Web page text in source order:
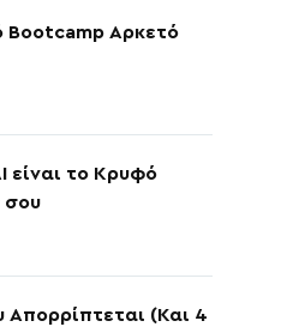
Bootcamp Αρκετό
είναι το Κρυφό
σου
Απορρίπτεται (Και 4